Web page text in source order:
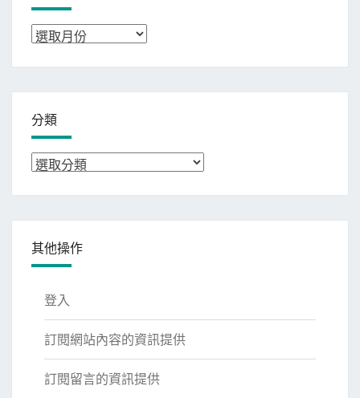
彙
分類
分
其他操作
登入
訂閱網站內容的資訊提供
訂閱留言的資訊提供